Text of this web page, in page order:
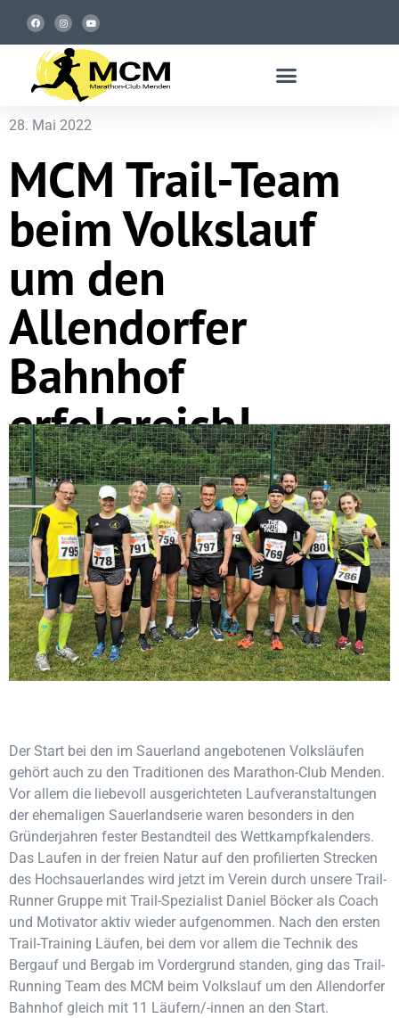
28. Mai 2022
MCM Trail-Team
beim Volkslauf
um den
Allendorfer
Bahnhof
erfolgreich!
Der Start bei den im Sauerland angebotenen Volksläufen
gehört auch zu den Traditionen des Marathon-Club Menden.
Vor allem die liebevoll ausgerichteten Laufveranstaltungen
der ehemaligen Sauerlandserie waren besonders in den
Gründerjahren fester Bestandteil des Wettkampfkalenders.
Das Laufen in der freien Natur auf den profilierten Strecken
des Hochsauerlandes wird jetzt im Verein durch unsere Trail-
Runner Gruppe mit Trail-Spezialist Daniel Böcker als Coach
und Motivator aktiv wieder aufgenommen. Nach den ersten
Trail-Training Läufen, bei dem vor allem die Technik des
Bergauf und Bergab im Vordergrund standen, ging das Trail-
Running Team des MCM beim Volkslauf um den Allendorfer
Bahnhof gleich mit 11 Läufern/-innen an den Start.